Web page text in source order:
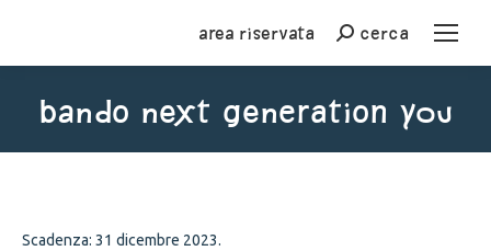
Area riservata Cercacerca
bando next generation you
Scadenza: 31 dicembre 2023.